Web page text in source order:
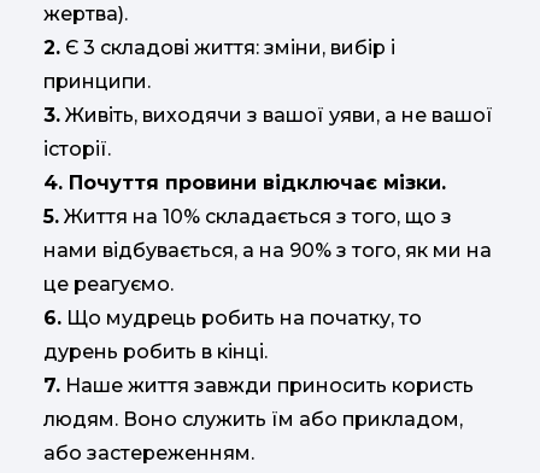
жертва).
2. Є 3 складові життя: зміни, вибір і
принципи.
3. Живіть, виходячи з вашої уяви, а не вашої
історії.
4. Почуття провини відключає мізки.
5. Життя на 10% складається з того, що з
нами відбувається, а на 90% з того, як ми на
це реагуємо.
6. Що мудрець робить на початку, то
дурень робить в кінці.
7. Наше життя завжди приносить користь
людям. Воно служить їм або прикладом,
або застереженням.